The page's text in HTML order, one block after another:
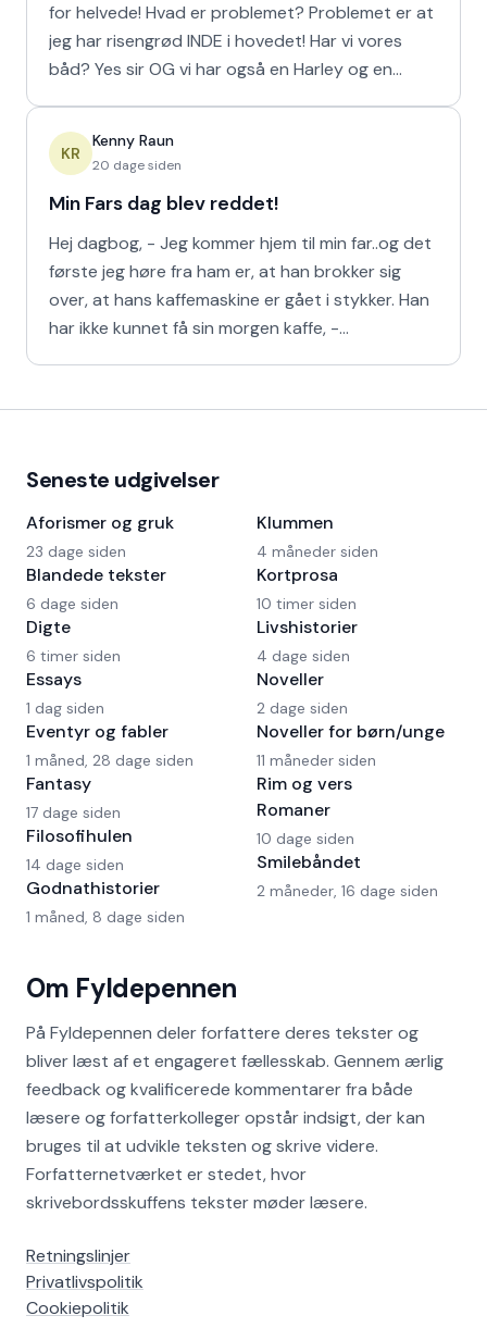
for helvede! Hvad er problemet? Problemet er at
jeg har risengrød INDE i hovedet! Har vi vores
båd? Yes sir OG vi har også en Harley og en
KR
Kenny Raun
20 dage siden
Min Fars dag blev reddet!
Hej dagbog, - Jeg kommer hjem til min far..og det
første jeg høre fra ham er, at han brokker sig
over, at hans kaffemaskine er gået i stykker. Han
har ikke kunnet få sin morgen kaffe, -
Om Fyldepennen
På Fyldepennen deler forfattere deres tekster og
bliver læst af et engageret fællesskab. Gennem ærlig
feedback og kvalificerede kommentarer fra både
læsere og forfatterkolleger opstår indsigt, der kan
bruges til at udvikle teksten og skrive videre.
Forfatternetværket er stedet, hvor
skrivebordsskuffens tekster møder læsere.
Retningslinjer
Privatlivspolitik
Cookiepolitik
Seneste udgivelser
Aforismer og gruk
23 dage siden
Blandede tekster
6 dage siden
Digte
6 timer siden
Essays
1 dag siden
Eventyr og fabler
1 måned, 28 dage siden
Fantasy
17 dage siden
Filosofihulen
14 dage siden
Godnathistorier
1 måned, 8 dage siden
Klummen
4 måneder siden
Kortprosa
10 timer siden
Livshistorier
4 dage siden
Noveller
2 dage siden
Noveller for børn/unge
11 måneder siden
Rim og vers
Romaner
10 dage siden
Smilebåndet
2 måneder, 16 dage siden